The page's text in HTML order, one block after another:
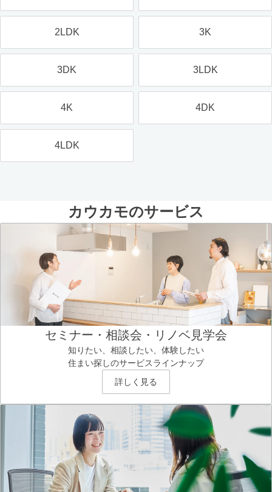
2LDK 3K
3DK 3LDK
4K 4DK
4LDK
カウカモのサービス
セミナー・相談会・リノベ見学会
知りたい、相談したい、体験したい
住まい探しのサービスラインナップ
詳しく見る